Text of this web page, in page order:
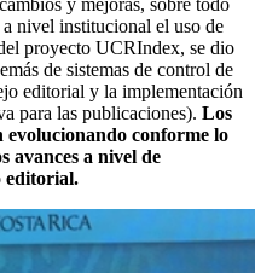
y mejoras, sobre todo
nivel institucional el uso de
proyecto UCRIndex, se dio
de sistemas de control de
editorial y la implementación
para las publicaciones). Los
evolucionando conforme lo
avances a nivel de
editorial.